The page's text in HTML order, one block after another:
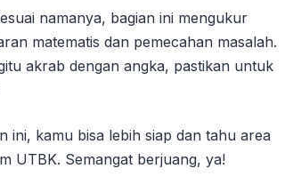
namanya, bagian ini mengukur
matematis dan pemecahan masalah.
akrab dengan angka, pastikan untuk
ini, kamu bisa lebih siap dan tahu area
UTBK. Semangat berjuang, ya!